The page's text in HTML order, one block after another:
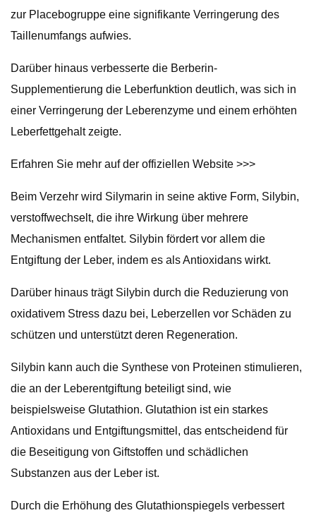
zur Placebogruppe eine signifikante Verringerung des
Taillenumfangs aufwies.
Darüber hinaus verbesserte die Berberin-
Supplementierung die Leberfunktion deutlich, was sich in
einer Verringerung der Leberenzyme und einem erhöhten
Leberfettgehalt zeigte.
Erfahren Sie mehr auf der offiziellen Website >>>
Beim Verzehr wird Silymarin in seine aktive Form, Silybin,
verstoffwechselt, die ihre Wirkung über mehrere
Mechanismen entfaltet. Silybin fördert vor allem die
Entgiftung der Leber, indem es als Antioxidans wirkt.
Darüber hinaus trägt Silybin durch die Reduzierung von
oxidativem Stress dazu bei, Leberzellen vor Schäden zu
schützen und unterstützt deren Regeneration.
Silybin kann auch die Synthese von Proteinen stimulieren,
die an der Leberentgiftung beteiligt sind, wie
beispielsweise Glutathion. Glutathion ist ein starkes
Antioxidans und Entgiftungsmittel, das entscheidend für
die Beseitigung von Giftstoffen und schädlichen
Substanzen aus der Leber ist.
Durch die Erhöhung des Glutathionspiegels verbessert